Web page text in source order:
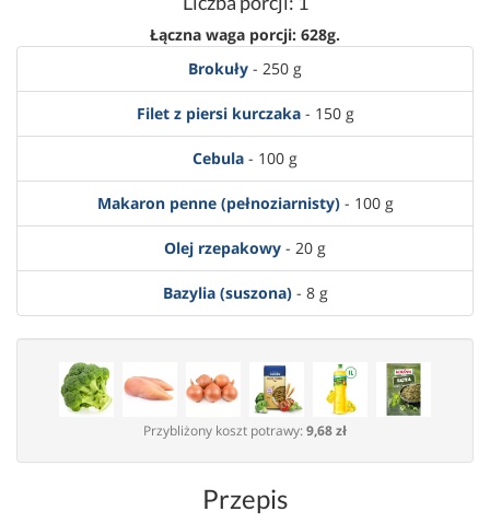
Łączna waga porcji: 628g.
Brokuły - 250 g
Filet z piersi kurczaka- 150 g
Cebula - 100 g
Makaron penne (pełnoziarnisty)- 100 g
Olej rzepakowy - 20 g
Bazylia (suszona)- 8 g
Przybliżony koszt potrawy:9,68 zł
Przepis